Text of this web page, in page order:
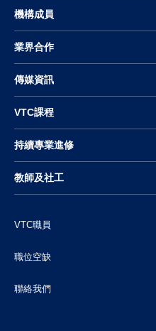
機構成員
業界合作
傳媒資訊
VTC課程
持續專業進修
教師及社工
VTC職員
職位空缺
聯絡我們